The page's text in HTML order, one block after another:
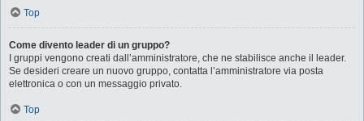
Top
Come divento leader di un gruppo?
I gruppi vengono creati dall’amministratore, che ne stabilisce anche il leader.
Se desideri creare un nuovo gruppo, contatta l’amministratore via posta
elettronica o con un messaggio privato.
Top